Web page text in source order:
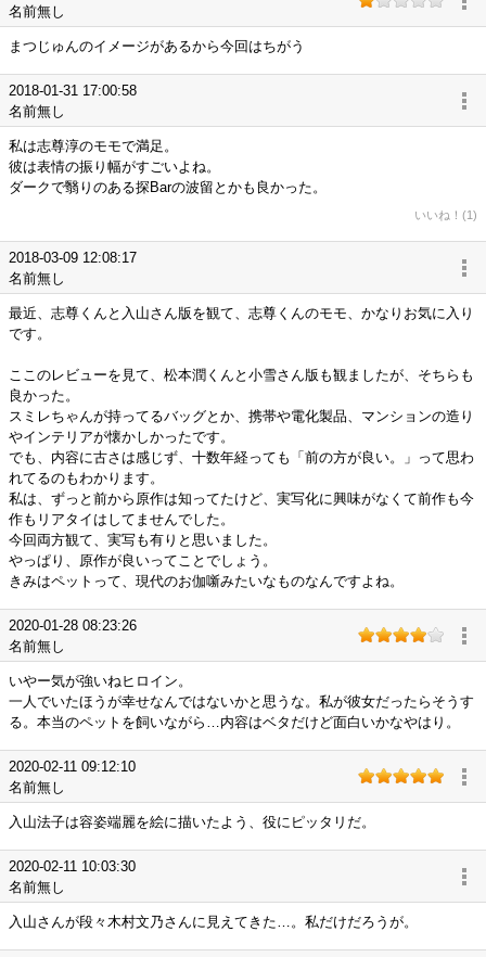
名前無し
まつじゅんのイメージがあるから今回はちがう
2018-01-31 17:00:58
名前無し
私は志尊淳のモモで満足。
彼は表情の振り幅がすごいよね。
ダークで翳りのある探Barの波留とかも良かった。
いいね！(1)
2018-03-09 12:08:17
名前無し
最近、志尊くんと入山さん版を観て、志尊くんのモモ、かなりお気に入り
です。
ここのレビューを見て、松本潤くんと小雪さん版も観ましたが、そちらも
良かった。
スミレちゃんが持ってるバッグとか、携帯や電化製品、マンションの造り
やインテリアが懐かしかったです。
でも、内容に古さは感じず、十数年経っても「前の方が良い。」って思わ
れてるのもわかります。
私は、ずっと前から原作は知ってたけど、実写化に興味がなくて前作も今
作もリアタイはしてませんでした。
今回両方観て、実写も有りと思いました。
やっぱり、原作が良いってことでしょう。
きみはペットって、現代のお伽噺みたいなものなんですよね。
2020-01-28 08:23:26
名前無し
いやー気が強いねヒロイン。
一人でいたほうが幸せなんではないかと思うな。私が彼女だったらそうす
る。本当のペットを飼いながら…内容はベタだけど面白いかなやはり。
2020-02-11 09:12:10
名前無し
入山法子は容姿端麗を絵に描いたよう、役にピッタリだ。
2020-02-11 10:03:30
名前無し
入山さんが段々木村文乃さんに見えてきた…。私だけだろうが。